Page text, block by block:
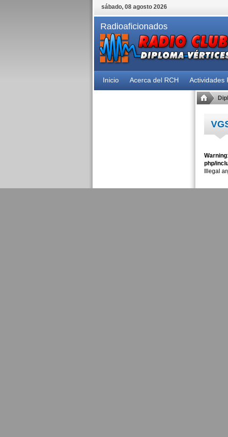
sábado, 08 agosto 2026
Radioaficionados
Inicio Acerca del RCH Actividades
Warning
php/
Illegal